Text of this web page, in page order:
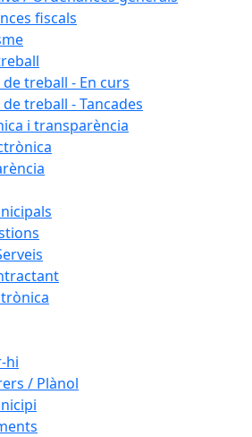
fiscals
treball - En curs
treball - Tancades
i transparència
hi
/ Plànol